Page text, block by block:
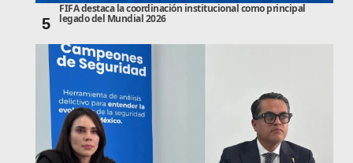
5
FIFA destaca la coordinación institucional como principal
legado del Mundial 2026